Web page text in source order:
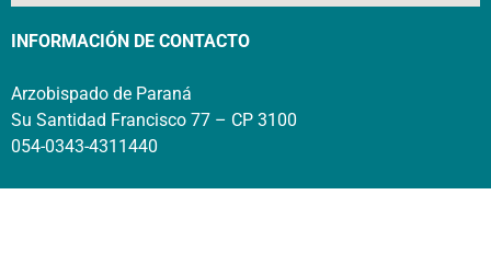
INFORMACIÓN DE CONTACTO
Arzobispado de Paraná
Su Santidad Francisco 77 – CP 3100
054-0343-4311440